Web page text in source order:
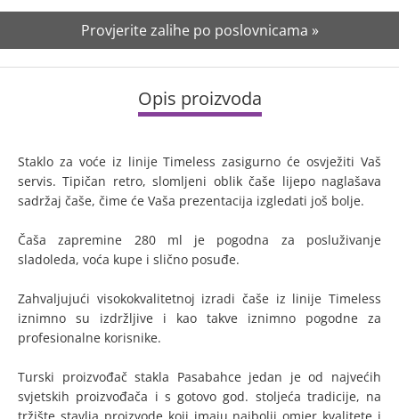
Provjerite zalihe po poslovnicama »
Opis proizvoda
Staklo za voće iz linije Timeless zasigurno će osvježiti Vaš
servis. Tipičan retro, slomljeni oblik čaše lijepo naglašava
sadržaj čaše, čime će Vaša prezentacija izgledati još bolje.
Čaša zapremine 280 ml je pogodna za posluživanje
sladoleda, voća kupe i slično posuđe.
Zahvaljujući visokokvalitetnoj izradi čaše iz linije Timeless
iznimno su izdržljive i kao takve iznimno pogodne za
profesionalne korisnike.
Turski proizvođač stakla Pasabahce jedan je od najvećih
svjetskih proizvođača i s gotovo god. stoljeća tradicije, na